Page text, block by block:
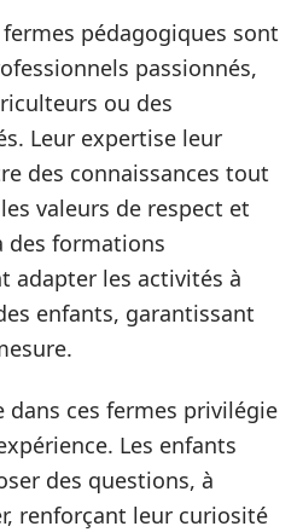
pédagogiques sont
passionnés,
ou des
Leur expertise leur
des connaissances tout
valeurs de respect et
des formations
adapter les activités à
enfants, garantissant
dans ces fermes privilégie
Les enfants
des questions, à
renforçant leur curiosité